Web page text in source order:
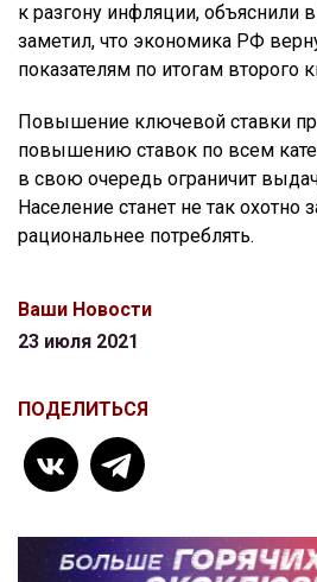
к разгону инфляции, объяснили
заметил, что экономика РФ
показателям по итогам второго
Повышение ключевой ставки
повышению ставок по всем
в свою очередь ограничит
Население станет не так охотно
рациональнее потреблять.
Ваши Новости
23 июля 2021
ПОДЕЛИТЬСЯ